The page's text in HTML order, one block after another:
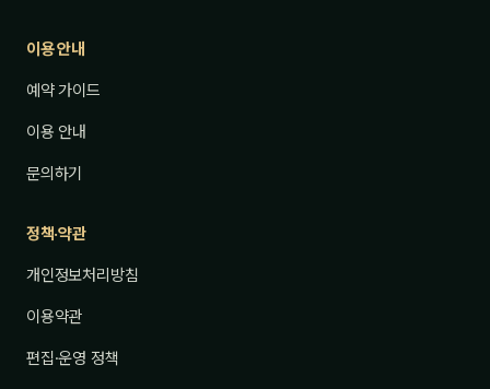
이용 안내
예약 가이드
이용 안내
문의하기
정책·약관
개인정보처리방침
이용약관
편집·운영 정책